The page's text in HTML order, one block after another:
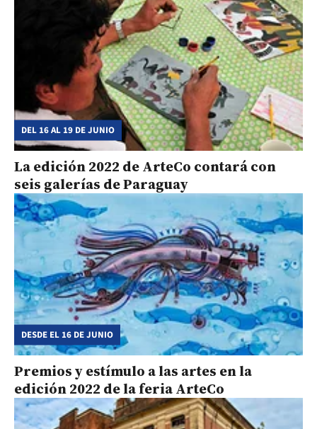
DEL 16 AL 19 DE JUNIO
La edición 2022 de ArteCo contará con
seis galerías de Paraguay
DESDE EL 16 DE JUNIO
Premios y estímulo a las artes en la
edición 2022 de la feria ArteCo